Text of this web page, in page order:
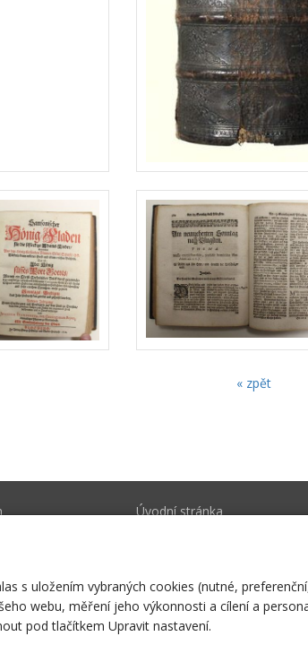
« zpět
Úvodní stránka
s uložením vybraných cookies (nutné,
webu, měření jeho výkonnosti a cílení a
pod tlačítkem Upravit nastavení.